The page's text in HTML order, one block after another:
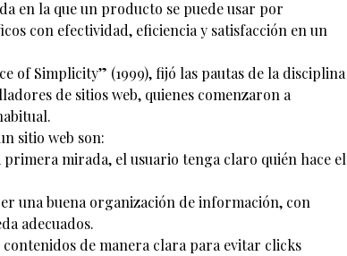
en la que un producto se puede usar por
con efectividad, eficiencia y satisfacción en un
of Simplicity” (1999), fijó las pautas de la disciplina
de sitios web, quienes comenzaron a
sitio web son:
mirada, el usuario tenga claro quién hace el
una buena organización de información, con
adecuados.
de manera clara para evitar clicks